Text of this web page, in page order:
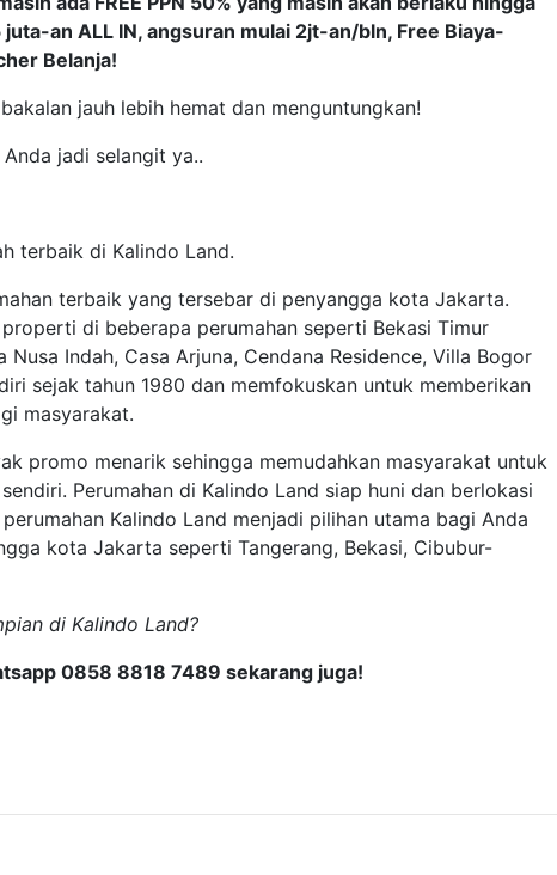
an ALL IN, angsuran mulai 2jt-an/bln, Free Biaya-
Belanja!
jauh lebih hemat dan menguntungkan!
jadi selangit ya..
terbaik di Kalindo Land.
terbaik yang tersebar di penyangga kota Jakarta.
di beberapa perumahan seperti Bekasi Timur
Nusa Indah, Casa Arjuna, Cendana Residence, Villa Bogor
sejak tahun 1980 dan memfokuskan untuk memberikan
masyarakat.
promo menarik sehingga memudahkan masyarakat untuk
Perumahan di Kalindo Land siap huni dan berlokasi
Kalindo Land menjadi pilihan utama bagi Anda
kota Jakarta seperti Tangerang, Bekasi, Cibubur-
di Kalindo Land?
0858 8818 7489 sekarang juga!